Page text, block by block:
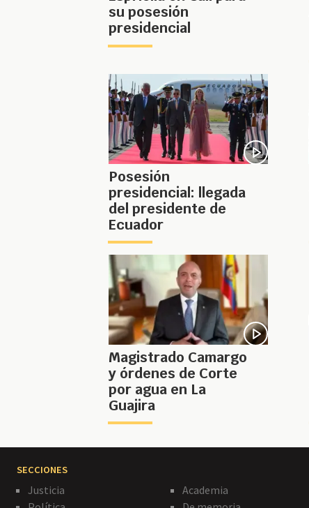
su posesión
presidencial
Posesión
presidencial: llegada
del presidente de
Ecuador
Magistrado Camargo
y órdenes de Corte
por agua en La
Guajira
SECCIONES
Justicia
Academia